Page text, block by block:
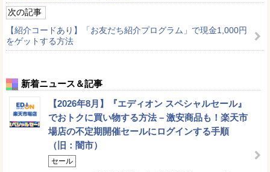
次の記事
【紹介コードあり】「お友だち紹介プログラム」で現金1,000円
をゲットする方法
新着ニュース＆記事
【2026年8月】『エディオン スペシャルセール』
でおトクに買い物する方法 – 激安商品も！楽天市
場店の不定期開催セールにログインする手順
（旧：闇市）
セール